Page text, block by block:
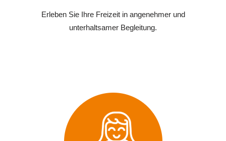
Erleben Sie Ihre Freizeit in angenehmer und
unterhaltsamer Begleitung.